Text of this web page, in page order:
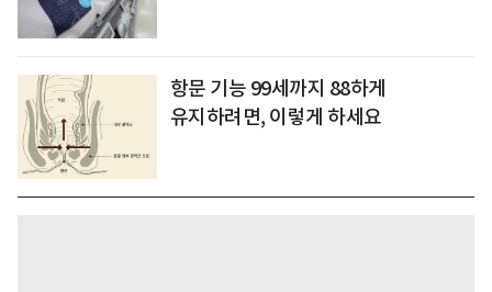
항문 기능 99세까지 88하게
유지하려면, 이렇게 하세요